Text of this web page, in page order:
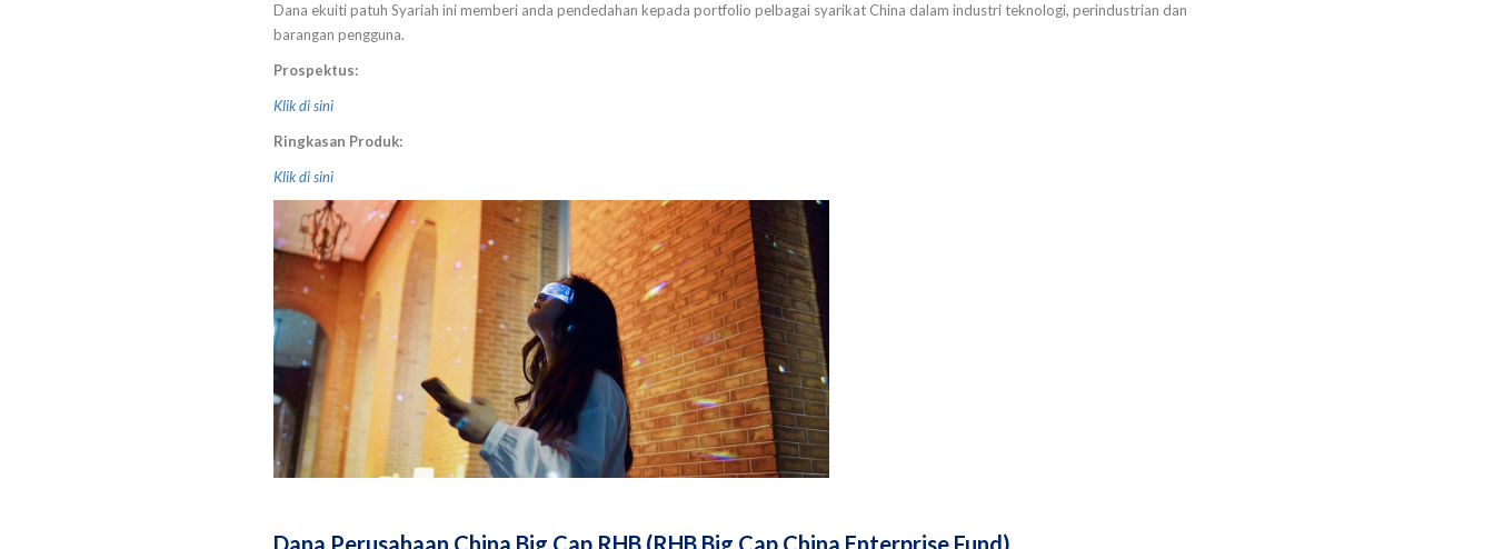
Dana ekuiti patuh Syariah ini memberi anda pendedahan kepada portfolio pelbagai syarikat China dalam industri teknologi, perindustrian dan
barangan pengguna.
Prospektus:
Klik di sini
Ringkasan Produk:
Klik di sini
Dana Perusahaan China Big Cap RHB (RHB Big Cap China Enterprise Fund)